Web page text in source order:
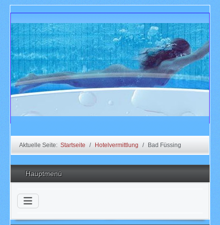
Aktuelle Seite: Startseite Hotelvermittlung Bad Füssing
Hauptmenü